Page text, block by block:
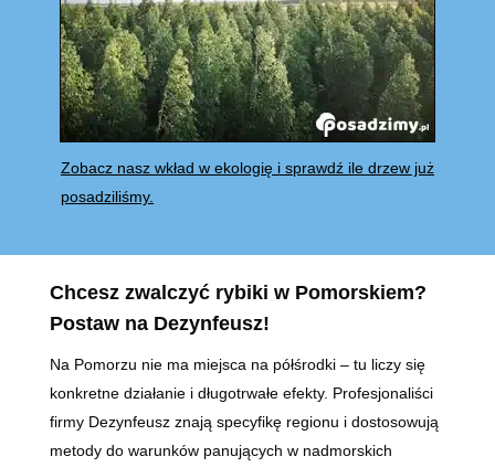
Zobacz nasz wkład w ekologię i sprawdź ile drzew już
posadziliśmy.
Chcesz zwalczyć rybiki w Pomorskiem?
Postaw na Dezynfeusz!
Na Pomorzu nie ma miejsca na półśrodki – tu liczy się
konkretne działanie i długotrwałe efekty. Profesjonaliści
firmy Dezynfeusz znają specyfikę regionu i dostosowują
metody do warunków panujących w nadmorskich